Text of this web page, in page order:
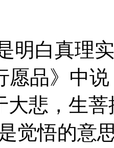
白真理实
品》中说
大悲，生
觉悟的意